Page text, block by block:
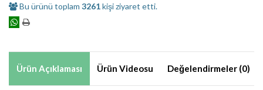
Bu ürünü toplam 3261kişi ziyaret etti.
Ürün Açıklaması Ürün Videosu Değelendirmeler (0)